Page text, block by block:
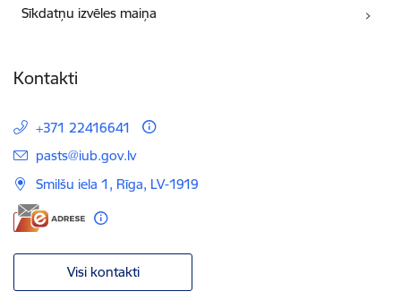
Sīkdatņu izvēles maiņa
Kontakti
+371 22416641
E-pasts:
pasts@iub.gov.lv
Smilšu iela 1, Rīga, LV-1919
Visi kontakti